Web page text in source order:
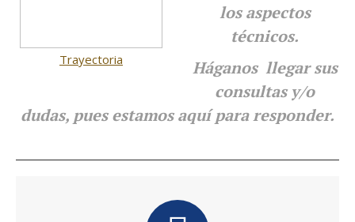
Trayectoria
los aspectos
técnicos.
Háganos llegar sus
consultas y/o
dudas, pues estamos aquí para responder.